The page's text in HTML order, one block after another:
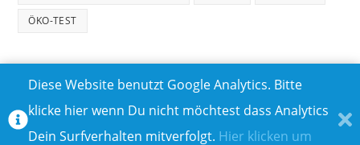
ÖKO-TEST
TEILNAHMEBEDINGUNGEN FÜR GEWINNSPIELE
IMPRESSUM
Diese Website benutzt Google Analytics. Bitte
klicke hier wenn Du nicht möchtest dass Analytics
Dein Surfverhalten mitverfolgt. Hier klicken um